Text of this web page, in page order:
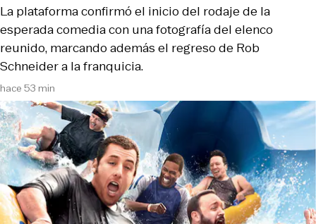
hace 53 min
La plataforma confirmó el inicio del rodaje de la
esperada comedia con una fotografía del elenco
reunido, marcando además el regreso de Rob
Schneider a la franquicia.